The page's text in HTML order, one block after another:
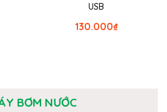
USB
₫
130.000
BƠM NƯỚC